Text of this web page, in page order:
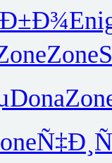
Zone
Dona